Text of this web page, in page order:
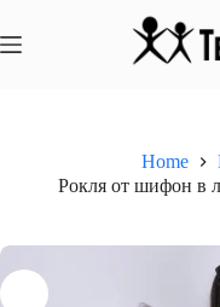
content
Home
Рокля от шифон в